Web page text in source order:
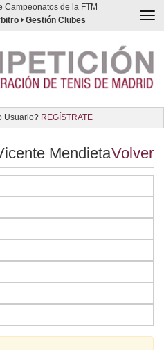
Campeonatos de la FTM
Gestión Clubes
REGÍSTRATE
MendietaVolver